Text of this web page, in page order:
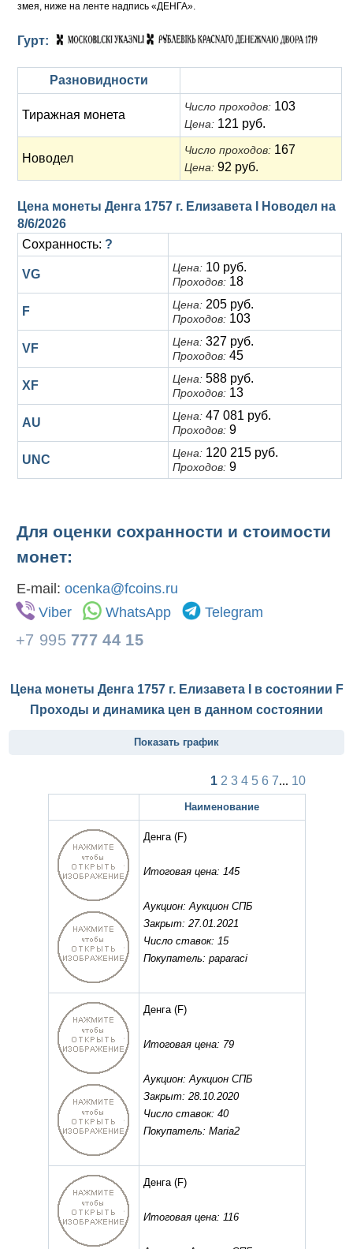
Серебро
Медь
Для Речи Посполитой
змея, ниже на ленте надпись «ДЕНГА».
Гурт:
Разновидности
Тиражная монета
Число проходов: 103
Цена: 121 руб.
Новодел
Число проходов: 167
Цена: 92 руб.
Цена монеты Денга 1757 г. Елизавета I Новодел на
8/6/2026
Сохранность: ?
VG Цена: 10 руб.
Проходов: 18
F Цена: 205 руб.
Проходов: 103
VF Цена: 327 руб.
Проходов: 45
XF Цена: 588 руб.
Проходов: 13
AU Цена: 47 081 руб.
Проходов: 9
UNC Цена: 120 215 руб.
Проходов: 9
Для оценки сохранности и стоимости
монет:
E-mail: ocenka@fcoins.ru
Viber
WhatsApp Telegram
+7 995 777 44 15
Цена монеты Денга 1757 г. Елизавета I в состоянии F
Проходы и динамика цен в данном состоянии
Показать график
1 2 3 4 5 6 7... 10
Наименование
Денга(F)
Итоговая цена: 145
Аукцион: Аукцион СПБ
Закрыт: 27.01.2021
Число ставок: 15
Покупатель: paparaci
Денга(F)
Итоговая цена: 79
Аукцион: Аукцион СПБ
Закрыт: 28.10.2020
Число ставок: 40
Покупатель: Maria2
Денга(F)
Итоговая цена: 116